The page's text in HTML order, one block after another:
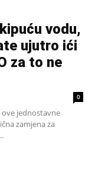
vodu,
ujutro ići
za to ne
0
ove jednostavne
zamjena za